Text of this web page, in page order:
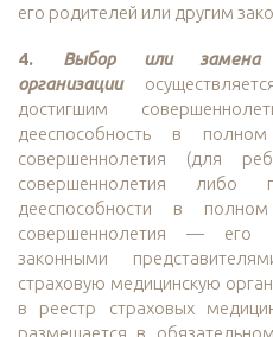
его родителей или другим
4. Выбор или замена
организации
достигшим
дееспособность в
совершеннолетия (для
совершеннолетия либо
дееспособности в
совершеннолетия — его
законными
страховую медицинскую
в реестр страховых